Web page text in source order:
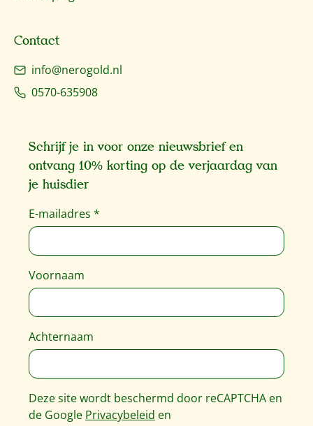
Contact
info@nerogold.nl
0570-635908
Schrijf je in voor onze nieuwsbrief en
ontvang 10% korting op de verjaardag van
je huisdier
E-mailadres *
Voornaam
Achternaam
Deze site wordt beschermd door reCAPTCHA en
de Google Privacybeleid en